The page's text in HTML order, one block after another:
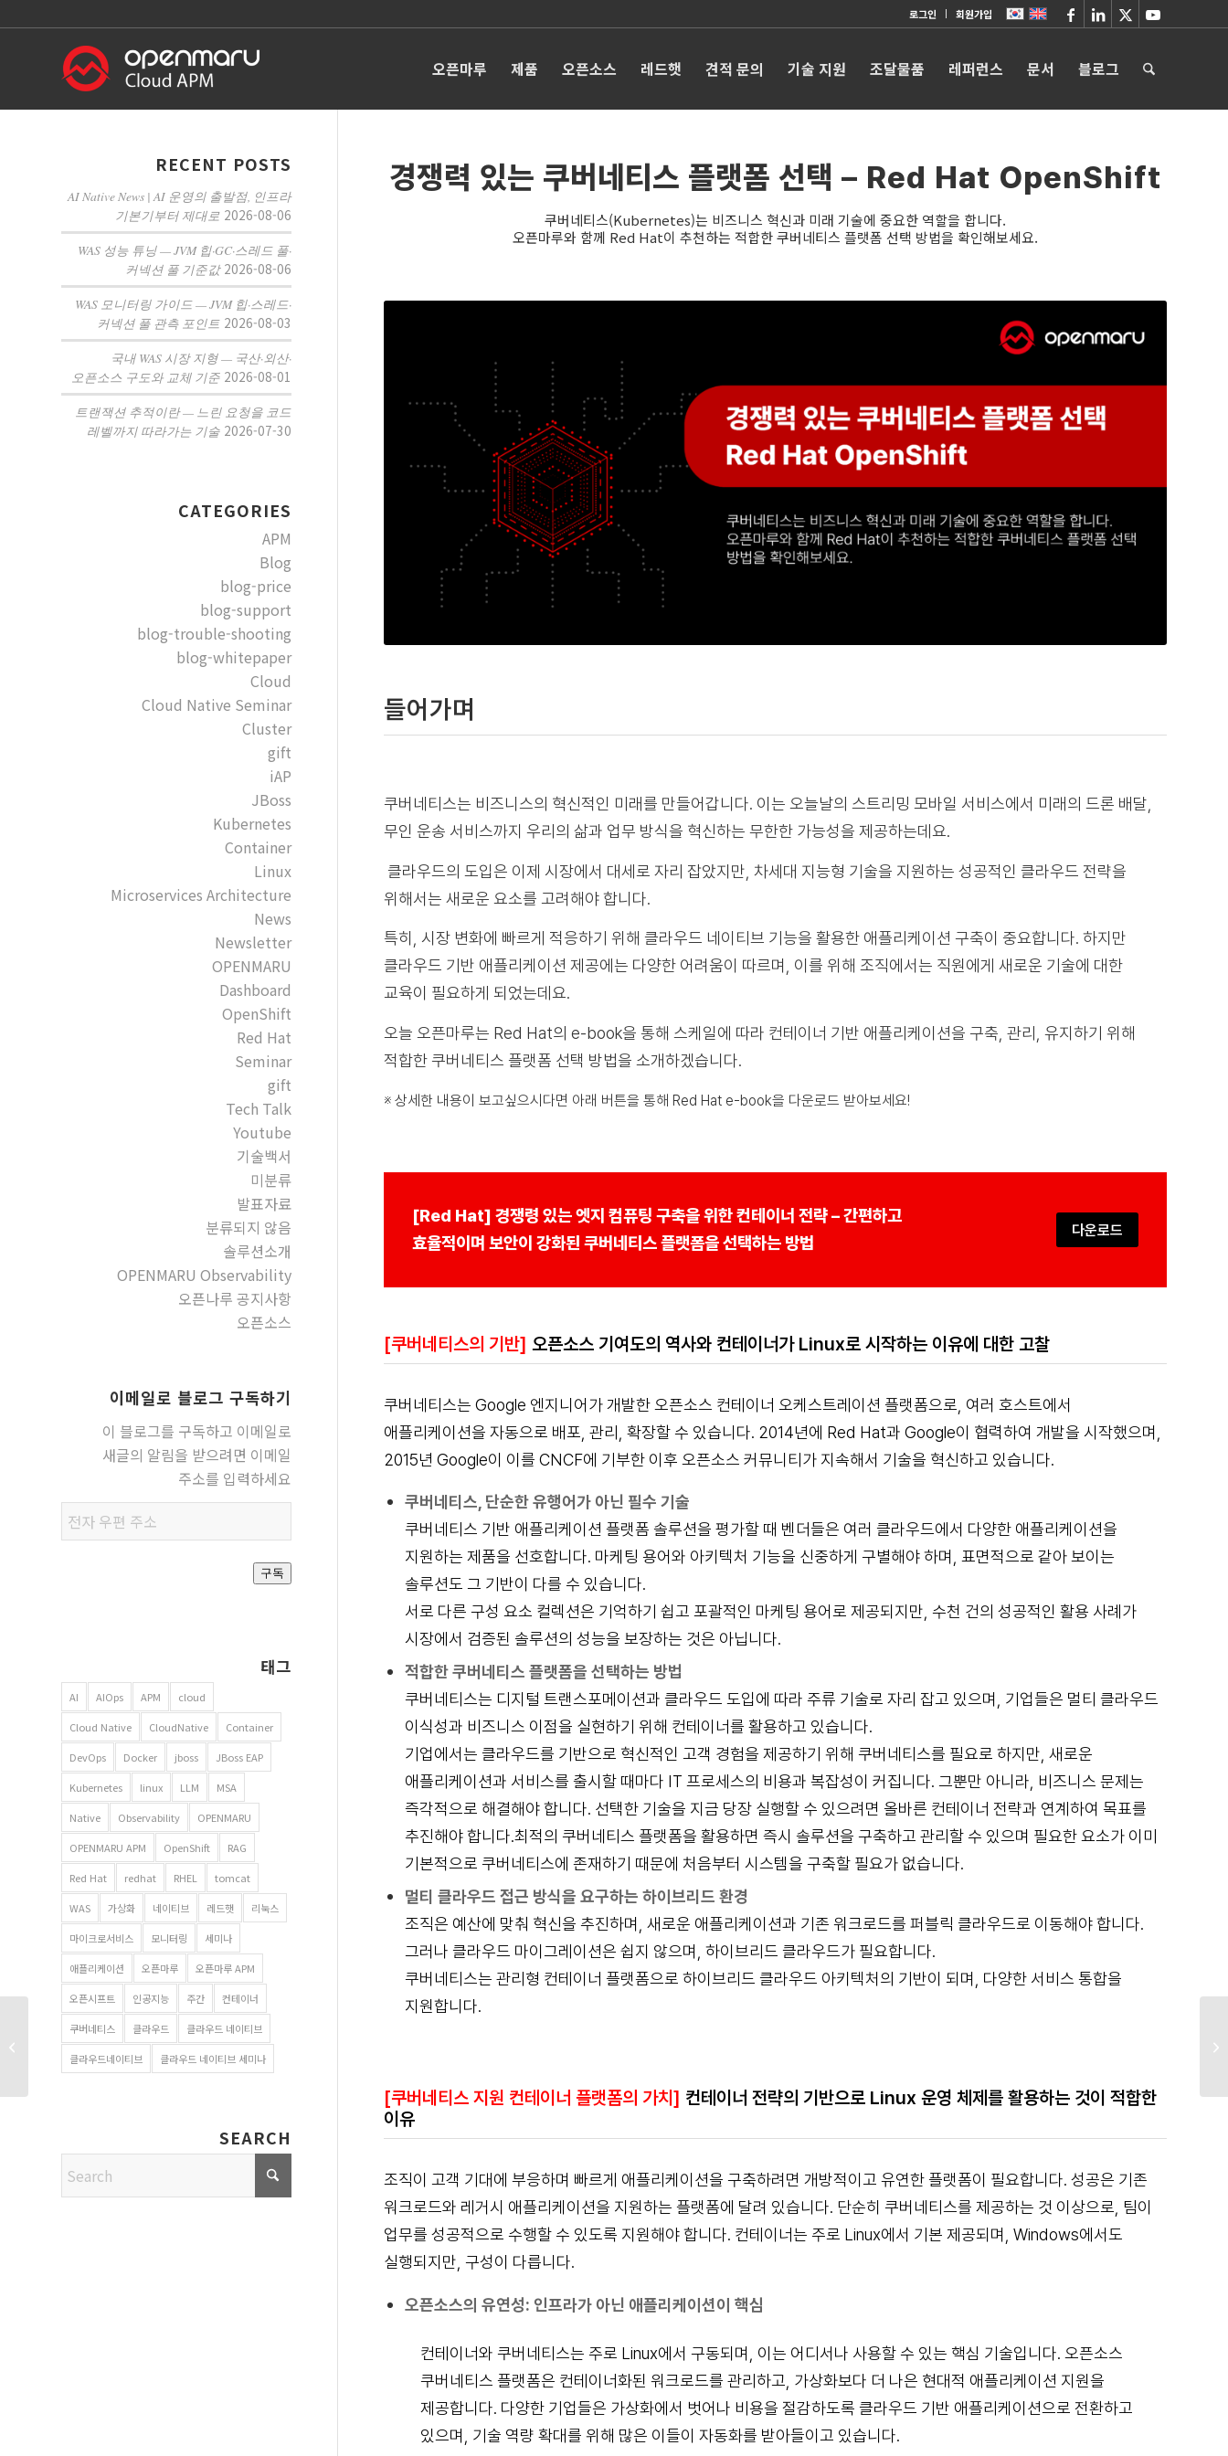
로그인 회원가입
오픈마루 제품 오픈소스 레드햇 견적 문의 기술 지원 조달물품 레퍼런스 문서 블로그
경쟁력 있는 쿠버네티스 플랫폼 선택 – Red Hat OpenShift
쿠버네티스(Kubernetes)는 비즈니스 혁신과 미래 기술에 중요한 역할을 합니다.
오픈마루와 함께 Red Hat이 추천하는 적합한 쿠버네티스 플랫폼 선택 방법을 확인해보세요.
들어가며
쿠버네티스는 비즈니스의 혁신적인 미래를 만들어갑니다. 이는 오늘날의 스트리밍 모바일 서비스에서 미래의 드론 배달,
무인 운송 서비스까지 우리의 삶과 업무 방식을 혁신하는 무한한 가능성을 제공하는데요.
클라우드의 도입은 이제 시장에서 대세로 자리 잡았지만, 차세대 지능형 기술을 지원하는 성공적인 클라우드 전략을
위해서는 새로운 요소를 고려해야 합니다.
특히, 시장 변화에 빠르게 적응하기 위해 클라우드 네이티브 기능을 활용한 애플리케이션 구축이 중요합니다. 하지만
클라우드 기반 애플리케이션 제공에는 다양한 어려움이 따르며, 이를 위해 조직에서는 직원에게 새로운 기술에 대한
교육이 필요하게 되었는데요.
오늘 오픈마루는 Red Hat의 e-book을 통해 스케일에 따라 컨테이너 기반 애플리케이션을 구축, 관리, 유지하기 위해
적합한 쿠버네티스 플랫폼 선택 방법을 소개하겠습니다.
※ 상세한 내용이 보고싶으시다면 아래 버튼을 통해 Red Hat e-book을 다운로드 받아보세요!
[Red Hat] 경쟁령 있는 엣지 컴퓨팅 구축을 위한 컨테이너 전략 – 간편하고
효율적이며 보안이 강화된 쿠버네티스 플랫폼을 선택하는 방법
다운로드
[쿠버네티스의 기반] 오픈소스 기여도의 역사와 컨테이너가 Linux로 시작하는 이유에 대한 고찰
쿠버네티스는 Google 엔지니어가 개발한 오픈소스 컨테이너 오케스트레이션 플랫폼으로, 여러 호스트에서
애플리케이션을 자동으로 배포, 관리, 확장할 수 있습니다. 2014년에 Red Hat과 Google이 협력하여 개발을 시작했으며,
2015년 Google이 이를 CNCF에 기부한 이후 오픈소스 커뮤니티가 지속해서 기술을 혁신하고 있습니다.
쿠버네티스, 단순한 유행어가 아닌 필수 기술
쿠버네티스 기반 애플리케이션 플랫폼 솔루션을 평가할 때 벤더들은 여러 클라우드에서 다양한 애플리케이션을
지원하는 제품을 선호합니다. 마케팅 용어와 아키텍처 기능을 신중하게 구별해야 하며, 표면적으로 같아 보이는
솔루션도 그 기반이 다를 수 있습니다.
서로 다른 구성 요소 컬렉션은 기억하기 쉽고 포괄적인 마케팅 용어로 제공되지만, 수천 건의 성공적인 활용 사례가
시장에서 검증된 솔루션의 성능을 보장하는 것은 아닙니다.
적합한 쿠버네티스 플랫폼을 선택하는 방법
쿠버네티스는 디지털 트랜스포메이션과 클라우드 도입에 따라 주류 기술로 자리 잡고 있으며, 기업들은 멀티 클라우드
이식성과 비즈니스 이점을 실현하기 위해 컨테이너를 활용하고 있습니다.
기업에서는 클라우드를 기반으로 혁신적인 고객 경험을 제공하기 위해 쿠버네티스를 필요로 하지만, 새로운
애플리케이션과 서비스를 출시할 때마다 IT 프로세스의 비용과 복잡성이 커집니다. 그뿐만 아니라, 비즈니스 문제는
즉각적으로 해결해야 합니다. 선택한 기술을 지금 당장 실행할 수 있으려면 올바른 컨테이너 전략과 연계하여 목표를
추진해야 합니다.최적의 쿠버네티스 플랫폼을 활용하면 즉시 솔루션을 구축하고 관리할 수 있으며 필요한 요소가 이미
기본적으로 쿠버네티스에 존재하기 때문에 처음부터 시스템을 구축할 필요가 없습니다.
멀티 클라우드 접근 방식을 요구하는 하이브리드 환경
조직은 예산에 맞춰 혁신을 추진하며, 새로운 애플리케이션과 기존 워크로드를 퍼블릭 클라우드로 이동해야 합니다.
그러나 클라우드 마이그레이션은 쉽지 않으며, 하이브리드 클라우드가 필요합니다.
쿠버네티스는 관리형 컨테이너 플랫폼으로 하이브리드 클라우드 아키텍처의 기반이 되며, 다양한 서비스 통합을
지원합니다.
[쿠버네티스 지원 컨테이너 플랫폼의 가치] 컨테이너 전략의 기반으로 Linux 운영 체제를 활용하는 것이 적합한
이유
조직이 고객 기대에 부응하며 빠르게 애플리케이션을 구축하려면 개방적이고 유연한 플랫폼이 필요합니다. 성공은 기존
워크로드와 레거시 애플리케이션을 지원하는 플랫폼에 달려 있습니다. 단순히 쿠버네티스를 제공하는 것 이상으로, 팀이
업무를 성공적으로 수행할 수 있도록 지원해야 합니다. 컨테이너는 주로 Linux에서 기본 제공되며, Windows에서도
실행되지만, 구성이 다릅니다.
오픈소스의 유연성: 인프라가 아닌 애플리케이션이 핵심
컨테이너와 쿠버네티스는 주로 Linux에서 구동되며, 이는 어디서나 사용할 수 있는 핵심 기술입니다. 오픈소스
쿠버네티스 플랫폼은 컨테이너화된 워크로드를 관리하고, 가상화보다 더 나은 현대적 애플리케이션 지원을
제공합니다. 다양한 기업들은 가상화에서 벗어나 비용을 절감하도록 클라우드 기반 애플리케이션으로 전환하고
있으며, 기술 역량 확대를 위해 많은 이들이 자동화를 받아들이고 있습니다.
RECENT POSTS
AI Native News | AI 운영의 출발점, 인프라
기본기부터 제대로 2026-08-06
WAS 성능 튜닝 — JVM 힙·GC·스레드 풀·
커넥션 풀 기준값 2026-08-06
WAS 모니터링 가이드 — JVM 힙·스레드·
커넥션 풀 관측 포인트 2026-08-03
국내 WAS 시장 지형 — 국산·외산·
오픈소스 구도와 교체 기준 2026-08-01
트랜잭션 추적이란 — 느린 요청을 코드
레벨까지 따라가는 기술 2026-07-30
CATEGORIES
APM
Blog
blog-price
blog-support
blog-trouble-shooting
blog-whitepaper
Cloud
Cloud Native Seminar
Cluster
gift
iAP
JBoss
Kubernetes
Container
Linux
Microservices Architecture
News
Newsletter
OPENMARU
Dashboard
OpenShift
Red Hat
Seminar
gift
Tech Talk
Youtube
기술백서
미분류
발표자료
분류되지 않음
솔루션소개
OPENMARU Observability
오픈나루 공지사항
오픈소스
이메일로 블로그 구독하기
이 블로그를 구독하고 이메일로
새글의 알림을 받으려면 이메일
주소를 입력하세요
우편
주소
구독
태그
AI AIOps APM cloud
Cloud Native CloudNative Container
DevOps Docker jboss JBoss EAP
Kubernetes linux LLM MSA
Native Observability OPENMARU
OPENMARU APM OpenShift RAG
Red Hat redhat RHEL tomcat
WAS 가상화 네이티브 레드햇 리눅스
마이크로서비스 모니터링 세미나
애플리케이션 오픈마루 오픈마루 APM
오픈시프트 인공지능 주간 컨테이너
쿠버네티스 클라우드 클라우드 네이티브
클라우드네이티브 클라우드 네이티브 세미나
SEARCH
Red Hat Enterprise
Linux 9.4 출시: 주요 기능
및 업데이트